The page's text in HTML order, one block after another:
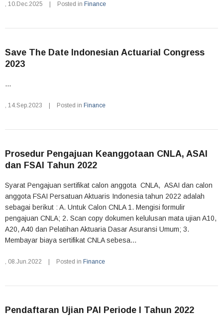
, 10.Dec.2025 Posted in Finance
Save The Date Indonesian Actuarial Congress
2023
...
, 14.Sep.2023 Posted in Finance
Prosedur Pengajuan Keanggotaan CNLA, ASAI
dan FSAI Tahun 2022
Syarat Pengajuan sertifikat calon anggota CNLA, ASAI dan calon
anggota FSAI Persatuan Aktuaris Indonesia tahun 2022 adalah
sebagai berikut : A. Untuk Calon CNLA 1. Mengisi formulir
pengajuan CNLA; 2. Scan copy dokumen kelulusan mata ujian A10,
A20, A40 dan Pelatihan Aktuaria Dasar Asuransi Umum; 3.
Membayar biaya sertifikat CNLA sebesa...
, 08.Jun.2022 Posted in Finance
Pendaftaran Ujian PAI Periode I Tahun 2022